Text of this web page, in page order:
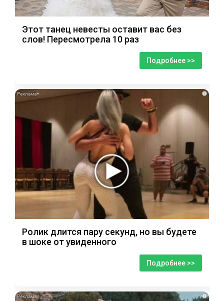
Этот танец невесты оставит вас без
слов! Пересмотрела 10 раз
Подробнее >>
i
Ролик длится пару секунд, но вы будете
в шоке от увиденного
Подробнее >>
i